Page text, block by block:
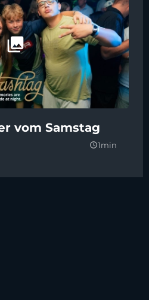
vom Samstag
query_builder1min